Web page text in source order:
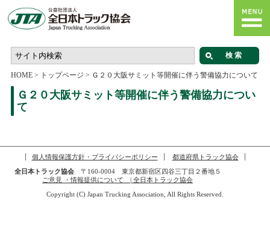
HOME> トップページ > Ｇ２０大阪サミット等開催に伴う警備協力について
Ｇ２０大阪サミット等開催に伴う警備協力につい
て
個人情報保護方針・プライバシーポリシー
都道府県トラック協会
全日本トラック協会〒160-0004 東京都新宿区四谷三丁目２番地５
ご意見 ・情報提供について | 全日本トラック協会
Copyright (C) Japan Trucking Association, All Rights Reserved.